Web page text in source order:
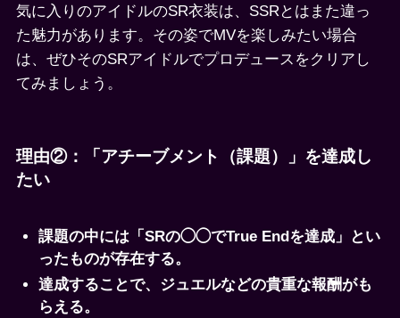
気に入りのアイドルのSR衣装は、SSRとはまた違っ
た魅力があります。その姿でMVを楽しみたい場合
は、ぜひそのSRアイドルでプロデュースをクリアし
てみましょう。
理由②：「アチーブメント（課題）」を達成し
たい
課題の中には「SRの◯◯でTrue Endを達成」とい
ったものが存在する。
達成することで、ジュエルなどの貴重な報酬がも
らえる。